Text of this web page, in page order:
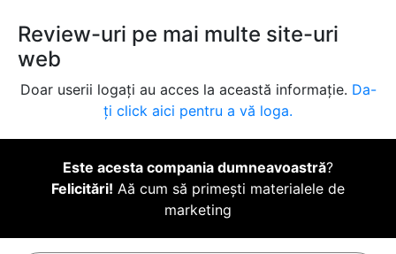
Review-uri pe mai multe site-uri
web
Doar userii logați au acces la această informație. Da-
ți click aici pentru a vă loga.
Este acesta compania dumneavoastră?
Felicitări! Aă cum să primești materialele de
marketing